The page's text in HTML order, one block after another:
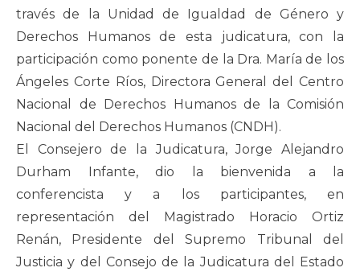
través de la Unidad de Igualdad de Género y
Derechos Humanos de esta judicatura, con la
participación como ponente de la Dra. María de los
Ángeles Corte Ríos, Directora General del Centro
Nacional de Derechos Humanos de la Comisión
Nacional del Derechos Humanos (CNDH).
El Consejero de la Judicatura, Jorge Alejandro
Durham Infante, dio la bienvenida a la
conferencista y a los participantes, en
representación del Magistrado Horacio Ortiz
Renán, Presidente del Supremo Tribunal del
Justicia y del Consejo de la Judicatura del Estado